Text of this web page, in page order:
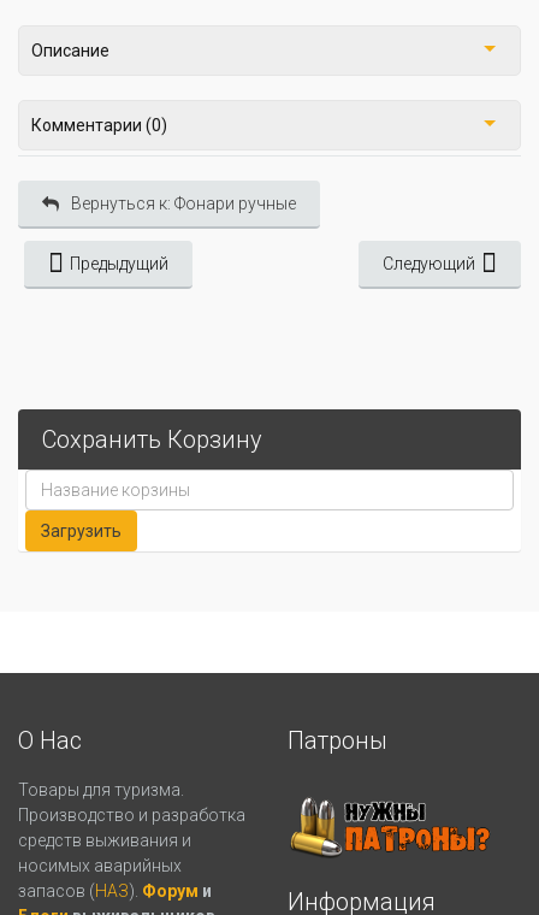
Описание
Комментарии (0)
Вернуться к: Фонари ручные
Предыдущий Следующий
Сохранить Корзину
О Нас
Товары для туризма.
Производство и разработка
средств выживания и
носимых аварийных
запасов (НАЗ). Форум и
Патроны
Информация